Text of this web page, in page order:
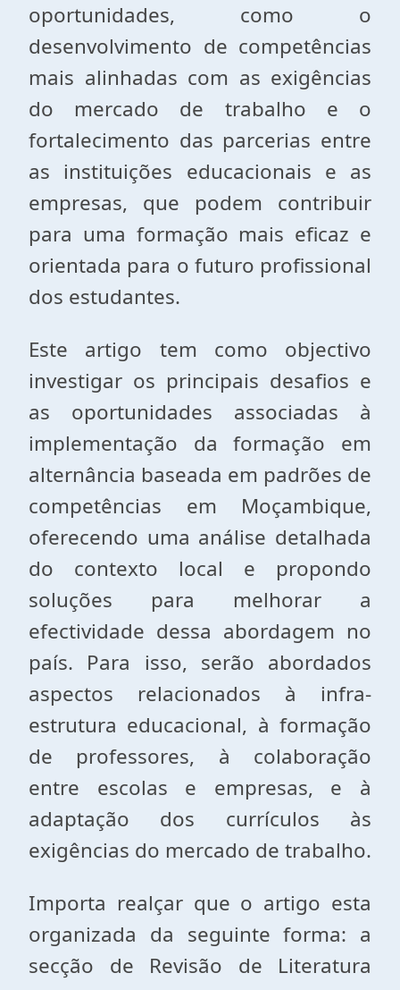
oportunidades, como o
desenvolvimento de competências
mais alinhadas com as exigências
do mercado de trabalho e o
fortalecimento das parcerias entre
as instituições educacionais e as
empresas, que podem contribuir
para uma formação mais eficaz e
orientada para o futuro profissional
dos estudantes.
Este artigo tem como objectivo
investigar os principais desafios e
as oportunidades associadas à
implementação da formação em
alternância baseada em padrões de
competências em Moçambique,
oferecendo uma análise detalhada
do contexto local e propondo
soluções para melhorar a
efectividade dessa abordagem no
país. Para isso, serão abordados
aspectos relacionados à infra-
estrutura educacional, à formação
de professores, à colaboração
entre escolas e empresas, e à
adaptação dos currículos às
exigências do mercado de trabalho.
Importa realçar que o artigo esta
organizada da seguinte forma: a
secção de Revisão de Literatura